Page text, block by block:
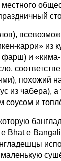
карри» из
фарш) и
похожий
из чабера),
соусом и
Bhat e